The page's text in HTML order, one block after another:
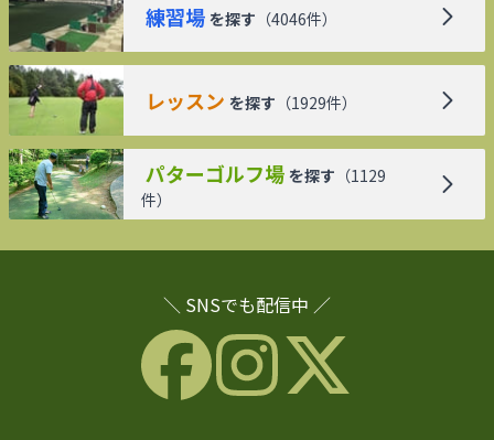
練習場 を探す （4046件）
レッスン を探す （1929件）
パターゴルフ場 を探す （1129
件）
＼ SNSでも配信中 ／